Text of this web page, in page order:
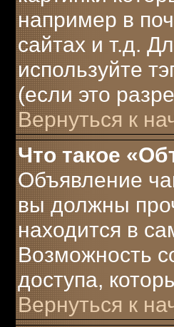
например в
сайтах и т.д.
используйте
(если это
Вернуться к
Что такое
Объявление
вы должны
находится в
Возможность
доступа,
Вернуться к